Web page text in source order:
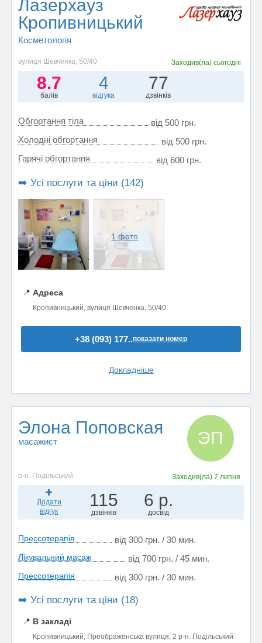
Лазерхауз
Кропивницький
Косметологія
вулиця Шевченка, 50/40 Заходив(ла)сьогодні
8.7
балів
4
відгука
77
дзвінків
Обгортання тіла
від 500 грн.
Холодні обгортання
від 500 грн.
Гарячі обгортання
від 600 грн.
➡️ Усі послуги та ціни (142)
1 фото
📍 Адреса
Кропивницький, вулиця Шевченка, 50/40
+38 (093) 177..показати номер
Докладніше
Элона Поповская
масажист ЭП
р-н. Подільський Заходив(ла)7 липня
Додати
відгук
115
дзвінків
6 р.
досвід
Прессотерапія від 300 грн. / 30 мин.
Лікувальний масаж від 700 грн. / 45 мин.
Прессотерапія від 300 грн. / 30 мин.
➡️ Усі послуги та ціни (18)
📍 В закладі
Кропивницький, Преображенська вулиця, 2 р-н. Подільський